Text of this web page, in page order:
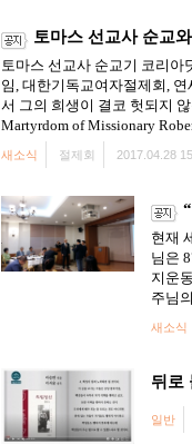
토마스 선교사 순교
토마스 선교사 순교기 코리아
임, 대한기독교여자절제회,
서 그의 희생이 결코 헛되지
Martyrdom of Missionary
새소식 절제회 2017.04.28
현재
님은
지운
주님
새소식
뒤로
일반